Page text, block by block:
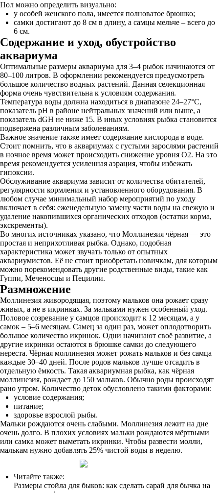
Пол можно определить визуально:
у особей женского пола, имеется полноватое брюшко;
самки достигают до 8 см в длину, а самцы мельче – всего до
6 см.
Содержание и уход, обустройство
аквариума
Оптимальные размеры аквариума для 3–4 рыбок начинаются от
80–100 литров. В оформлении рекомендуется предусмотреть
большое количество водных растений. Данная селекционная
форма очень чувствительна к условиям содержания.
Температура воды должна находиться в диапазоне 24–27°C,
показатель pH в районе нейтральных значений или выше, а
показатель dGH не ниже 15. В иных условиях рыбка становится
подвержена различным заболеваниям.
Важное значение также имеет содержание кислорода в воде.
Стоит помнить, что в аквариумах с густыми зарослями растений
в ночное время может происходить снижение уровня O2. На это
время рекомендуется усиленная аэрация, чтобы избежать
гипоксии.
Обслуживание аквариума зависит от количества обитателей,
регулярности кормления и установленного оборудования. В
любом случае минимальный набор мероприятий по уходу
включает в себя: еженедельную замену части воды на свежую и
удаление накопившихся органических отходов (остатки корма,
экскременты).
Во многих источниках указано, что Моллинезия чёрная — это
простая и неприхотливая рыбка. Однако, подобная
характеристика может звучать только от опытных
аквариумистов. Её не стоит приобретать новичкам, для которым
можно порекомендовать другие родственные виды, такие как
Гуппи, Меченосцы и Пецилии.
Размножение
Моллинезия живородящая, поэтому мальков она рожает сразу
живых, а не в икринках. За мальками нужен особенный уход.
Половое созревание у самцов происходит к 12 месяцам, а у
самок – 5–6 месяцам. Самец за один раз, может оплодотворить
большое количество икринок. Одни начинают своё развитие, а
другие икринки остаются в брюшке самки до следующего
нереста. Чёрная моллинезия может рожать мальков и без самца
каждые 30–40 дней. После родов мальков лучше отсадить в
отдельную ёмкость. Такая аквариумная рыбка, как чёрная
моллинезия, рождает до 150 мальков. Обычно роды происходят
рано утром. Количество деток обусловлено такими факторами:
условие содержания;
питание;
здоровье взрослой рыбы.
Мальки рождаются очень слабыми. Моллинезия лежит на дне
очень долго. В плохих условиях мальки рождаются мёртвыми
или самка может выметать икринки. Чтобы развести молли,
малькам нужно добавлять 25% чистой воды в неделю.
Читайте также:
Размеры стойла для быков: как сделать сарай для бычка на